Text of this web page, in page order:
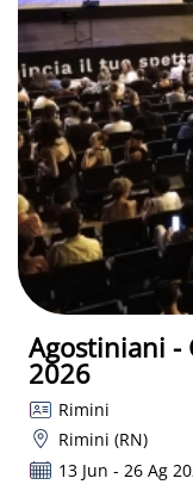
Agostiniani -
2026
Rimini
Rimini (RN)
13 Jun - 26 Ag